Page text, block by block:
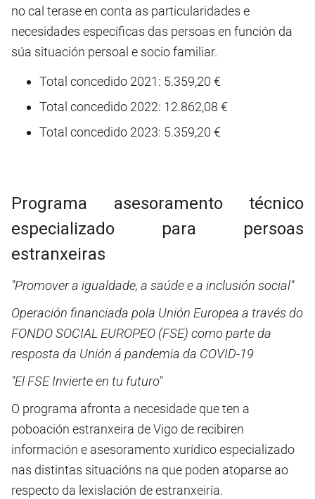
no cal terase en conta as particularidades e
necesidades específicas das persoas en función da
súa situación persoal e socio familiar.
Total concedido 2021: 5.359,20 €
Total concedido 2022: 12.862,08 €
Total concedido 2023: 5.359,20 €
Programa asesoramento técnico
especializado para persoas
estranxeiras
"Promover a igualdade, a saúde e a inclusión social"
Operación financiada pola Unión Europea a través do
FONDO SOCIAL EUROPEO (FSE) como parte da
resposta da Unión á pandemia da COVID-19
"El FSE Invierte en tu futuro"
O programa afronta a necesidade que ten a
poboación estranxeira de Vigo de recibiren
información e asesoramento xurídico especializado
nas distintas situacións na que poden atoparse ao
respecto da lexislación de estranxeiría.